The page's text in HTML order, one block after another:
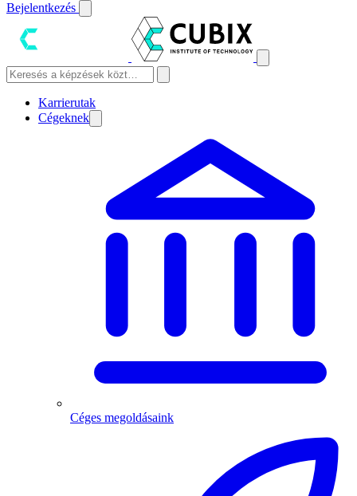
Bejelentkezés
Karrierutak
Cégeknek
Céges megoldásaink